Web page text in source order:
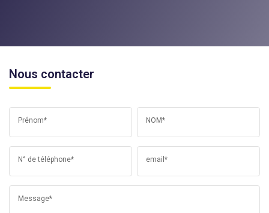
Nous contacter
Prénom* NOM*
N° de téléphone* email*
Message*